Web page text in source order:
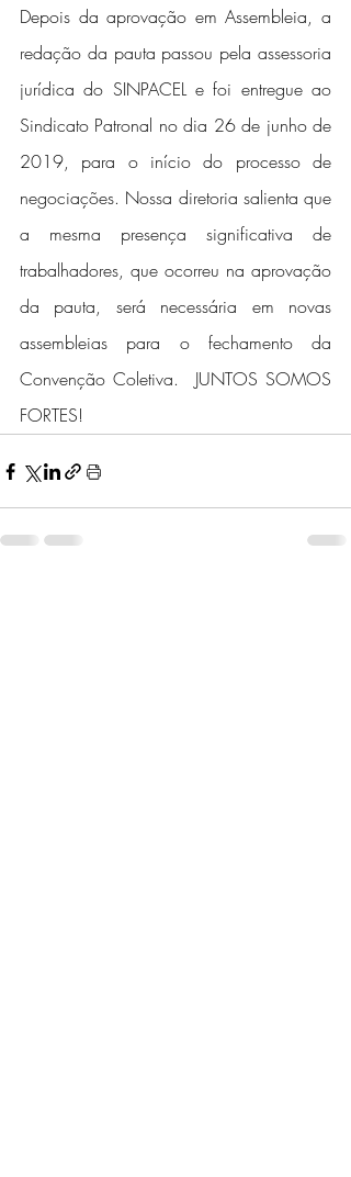
Depois da aprovação em Assembleia, a
redação da pauta passou pela assessoria
jurídica do SINPACEL e foi entregue ao
Sindicato Patronal no dia 26 de junho de
2019, para o início do processo de
negociações. Nossa diretoria salienta que
a mesma presença significativa de
trabalhadores, que ocorreu na aprovação
da pauta, será necessária em novas
assembleias para o fechamento da
Convenção Coletiva.  JUNTOS SOMOS
FORTES!